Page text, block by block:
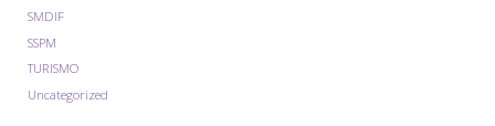
SMDIF
SSPM
TURISMO
Uncategorized